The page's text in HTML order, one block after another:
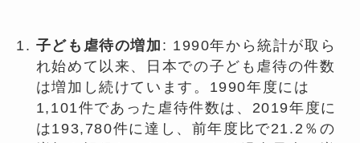
子ども虐待の増加 : 1990年から統計が取ら
れ始めて以来、日本での子ども虐待の件数
は増加し続けています。1990年度には
1,101件であった虐待件数は、2019年度に
は193,780件に達し、前年度比で21.2％の